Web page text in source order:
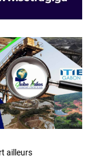
ailleurs